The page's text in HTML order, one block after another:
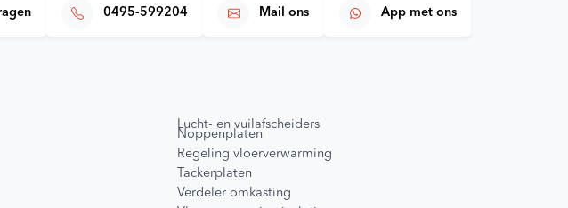
0495-599204 Mail ons App met ons
Lucht- en vuilafscheiders
Noppenplaten
Regeling vloerverwarming
Tackerplaten
Verdeler omkasting